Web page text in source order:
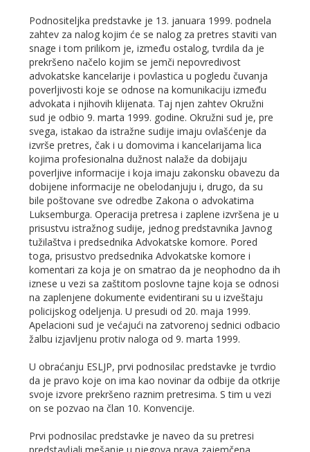
Podnositeljka predstavke je 13. januara 1999. podnela
zahtev za nalog kojim će se nalog za pretres staviti van
snage i tom prilikom je, između ostalog, tvrdila da je
prekršeno načelo kojim se jemči nepovredivost
advokatske kancelarije i povlastica u pogledu čuvanja
poverljivosti koje se odnose na komunikaciju između
advokata i njihovih klijenata. Taj njen zahtev Okružni
sud je odbio 9. marta 1999. godine. Okružni sud je, pre
svega, istakao da istražne sudije imaju ovlašćenje da
izvrše pretres, čak i u domovima i kancelarijama lica
kojima profesionalna dužnost nalaže da dobijaju
poverljive informacije i koja imaju zakonsku obavezu da
dobijene informacije ne obelodanjuju i, drugo, da su
bile poštovane sve odredbe Zakona o advokatima
Luksemburga. Operacija pretresa i zaplene izvršena je u
prisustvu istražnog sudije, jednog predstavnika Javnog
tužilaštva i predsednika Advokatske komore. Pored
toga, prisustvo predsednika Advokatske komore i
komentari za koja je on smatrao da je neophodno da ih
iznese u vezi sa zaštitom poslovne tajne koja se odnosi
na zaplenjene dokumente evidentirani su u izveštaju
policijskog odeljenja. U presudi od 20. maja 1999.
Apelacioni sud je većajući na zatvorenoj sednici odbacio
žalbu izjavljenu protiv naloga od 9. marta 1999.
U obraćanju ESLJP, prvi podnosilac predstavke je tvrdio
da je pravo koje on ima kao novinar da odbije da otkrije
svoje izvore prekršeno raznim pretresima. S tim u vezi
on se pozvao na član 10. Konvencije.
Prvi podnosilac predstavke je naveo da su pretresi
predstavljali mešanje u njegova prava zajemčena